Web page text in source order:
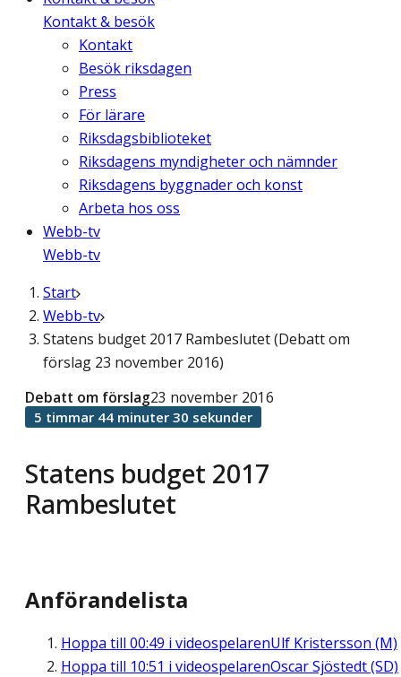
Kontakt & besök
Kontakt
Besök riksdagen
Press
För lärare
Riksdagsbiblioteket
Riksdagens myndigheter och nämnder
Riksdagens byggnader och konst
Arbeta hos oss
Webb-tv
Webb-tv
Start
Webb-tv
Statens budget 2017 Rambeslutet (Debatt om
förslag 23 november 2016)
Statens budget 2017
Rambeslutet
Debatt om förslag23 november 2016
5 timmar 44 minuter 30 sekunder
Anförandelista
Hoppa till 00:49 i videospelarenUlf Kristersson (M)
Hoppa till 10:51 i videospelarenOscar Sjöstedt (SD)